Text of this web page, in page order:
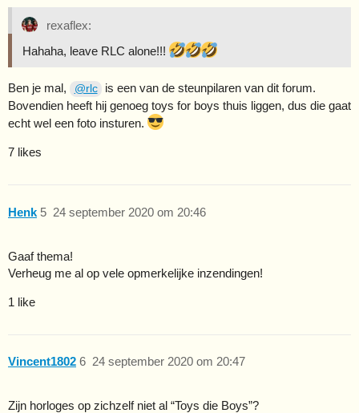
rexaflex:
Hahaha, leave RLC alone!!!
Ben je mal, @rlc
is een van de steunpilaren van dit forum.
Bovendien heeft hij genoeg toys for boys thuis liggen, dus die gaat
echt wel een foto insturen.
7 likes
Henk 24 september 2020 om 20:46
5
Gaaf thema!
Verheug me al op vele opmerkelijke inzendingen!
1 like
Vincent1802 24 september 2020 om 20:47
6
Zijn horloges op zichzelf niet al “Toys die Boys”?